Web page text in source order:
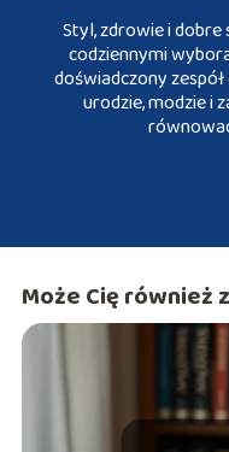
Styl, zdrowie i
codziennymi
doświadczony
urodzie, modzie i
Może Cię również